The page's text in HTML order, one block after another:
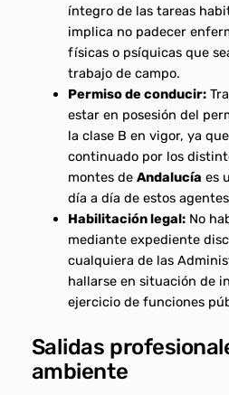
íntegro de las tareas
implica no padecer
físicas o psíquicas que
trabajo de campo.
Permiso de conducir:
estar en posesión del
la clase B en vigor, ya
continuado por los
montes de Andalucía es
día a día de estos
Habilitación legal:No
mediante expediente
cualquiera de las
hallarse en situación de
ejercicio de funciones
Salidas
ambiente